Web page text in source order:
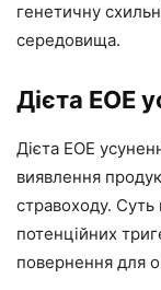
генетичну
середовища.
Дієта EOE
Дієта EOE
виявлення
стравоходу.
потенційних
повернення для